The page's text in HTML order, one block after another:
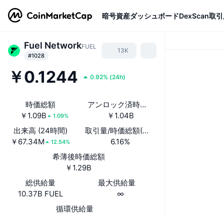
暗号資産ダッシュボードDexScan取
Fuel NetworkFUEL
#1028
13K
￥0.1244 0.92% (24h)
時価総額
￥1.09B
1.09%
アンロック済時価総額
￥1.04B
出来高 (24時間)
￥67.34M
12.54%
取引量/時価総額(24時間)
6.16%
希薄後時価総額
￥1.29B
総供給量
10.37B FUEL
最大供給量
∞
循環供給量